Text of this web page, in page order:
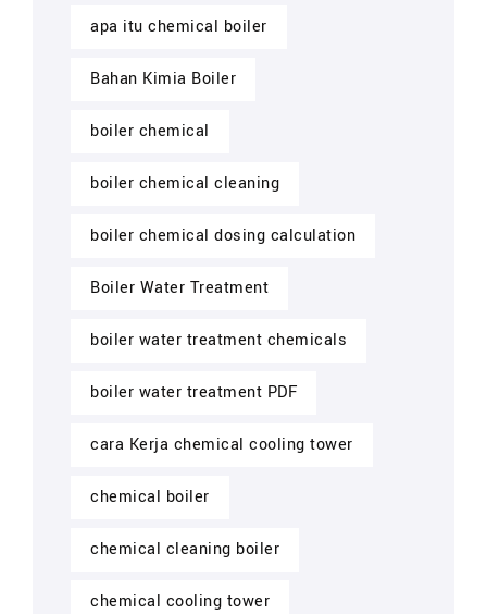
apa itu chemical boiler
Bahan Kimia Boiler
boiler chemical
boiler chemical cleaning
boiler chemical dosing calculation
Boiler Water Treatment
boiler water treatment chemicals
boiler water treatment PDF
cara Kerja chemical cooling tower
chemical boiler
chemical cleaning boiler
chemical cooling tower